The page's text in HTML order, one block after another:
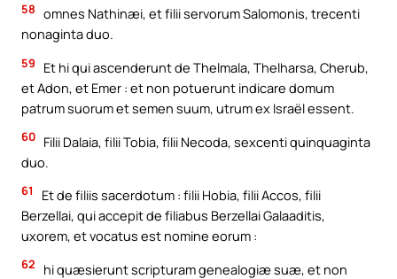
58 omnes Nathinæi, et filii servorum Salomonis, trecenti
nonaginta duo.
59
Et hi qui ascenderunt de Thelmala, Thelharsa, Cherub,
et Adon, et Emer : et non potuerunt indicare domum
patrum suorum et semen suum, utrum ex Israël essent.
60 Filii Dalaia, filii Tobia, filii Necoda, sexcenti quinquaginta
duo.
61
Et de filiis sacerdotum : filii Hobia, filii Accos, filii
Berzellai, qui accepit de filiabus Berzellai Galaaditis,
uxorem, et vocatus est nomine eorum :
62
hi quæsierunt scripturam genealogiæ suæ, et non